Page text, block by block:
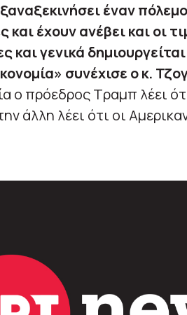
έναν
και έχουν ανέβει και οι
και γενικά
συνέχισε ο κ.
ο πρόεδρος Τραμπ λέει
άλλη λέει ότι οι